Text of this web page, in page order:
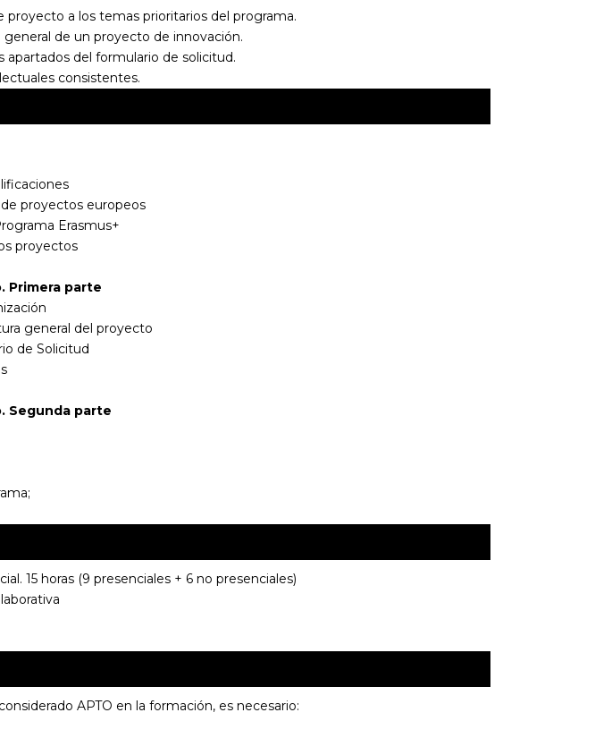
a los temas prioritarios del programa.
de un proyecto de innovación.
del formulario de solicitud.
consistentes.
proyectos europeos
Erasmus+
proyectos
Primera parte
general del proyecto
de Solicitud
Segunda parte
15 horas (9 presenciales + 6 no presenciales)
APTO en la formación, es necesario: